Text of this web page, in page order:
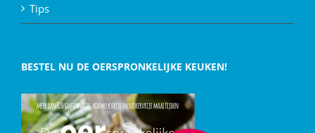
Tips
BESTEL NU DE OERSPRONKELIJKE KEUKEN!